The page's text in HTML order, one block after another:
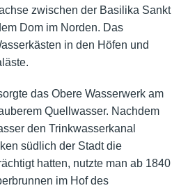
zwischen der Basilika Sankt
Dom im Norden. Das
in den Höfen und
das Obere Wasserwerk am
Quellwasser. Nachdem
den Trinkwasserkanal
südlich der Stadt die
hatten, nutzte man ab 1840
im Hof des